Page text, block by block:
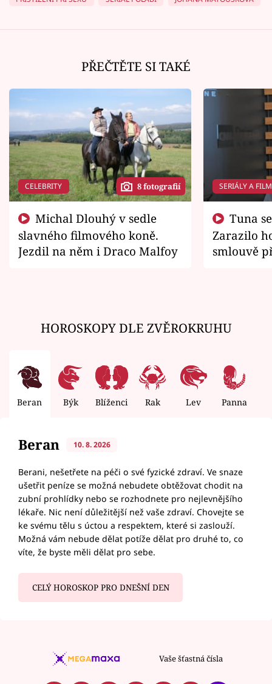
PŘEČTĚTE SI TAKÉ
CELEBRITY 8 fotografií
slavného filmového koně.
Jezdil na něm i Draco Malfoy
SERIÁLY A
Zarazilo
smlouvě
HOROSKOPY DLE ZVĚROKRUHU
Beran Býk Blíženci Rak Lev Panna
Beran 10. 8. 2026
Berani, nešetřete na péči o své fyzické zdraví. Ve snaze
ušetřit peníze se možná nebudete obtěžovat chodit na
zubní prohlídky nebo se rozhodnete pro nejlevnějšího
lékaře. Nic není důležitější než vaše zdraví. Chovejte se
ke svému tělu s úctou a respektem, které si zaslouží.
Možná vám nebude dělat potíže dělat pro druhé to, co
víte, že byste měli dělat pro sebe.
CELÝ HOROSKOP PRO DNEŠNÍ DEN
Vaše šťastná čísla